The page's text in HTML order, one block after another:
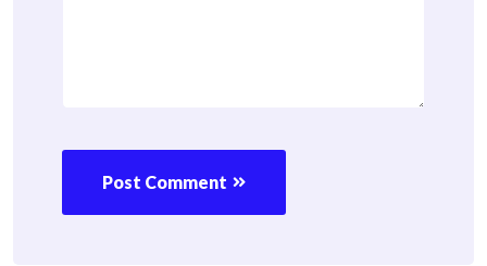
Post Comment